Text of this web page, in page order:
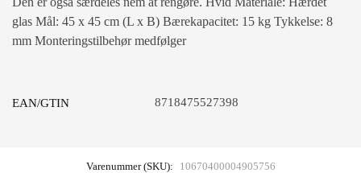
glas Mål: 45 x 45 cm (L x B) Bærekapacitet: 15 kg Tykkelse: 8
mm Monteringstilbehør medfølger
EAN/GTIN 8718475527398
Varenummer (SKU):
10670400004905756